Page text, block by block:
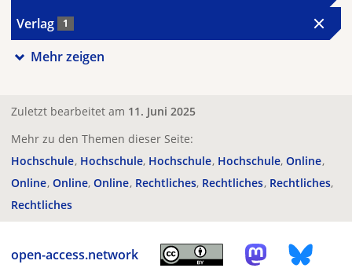
Verlag 1
Mehr zeigen
Zuletzt bearbeitet am 11. Juni 2025
Mehr zu den Themen dieser Seite:
Hochschule Hochschule Hochschule Hochschule Online
Online Online Online Rechtliches Rechtliches Rechtliches
Rechtliches
open-access.network